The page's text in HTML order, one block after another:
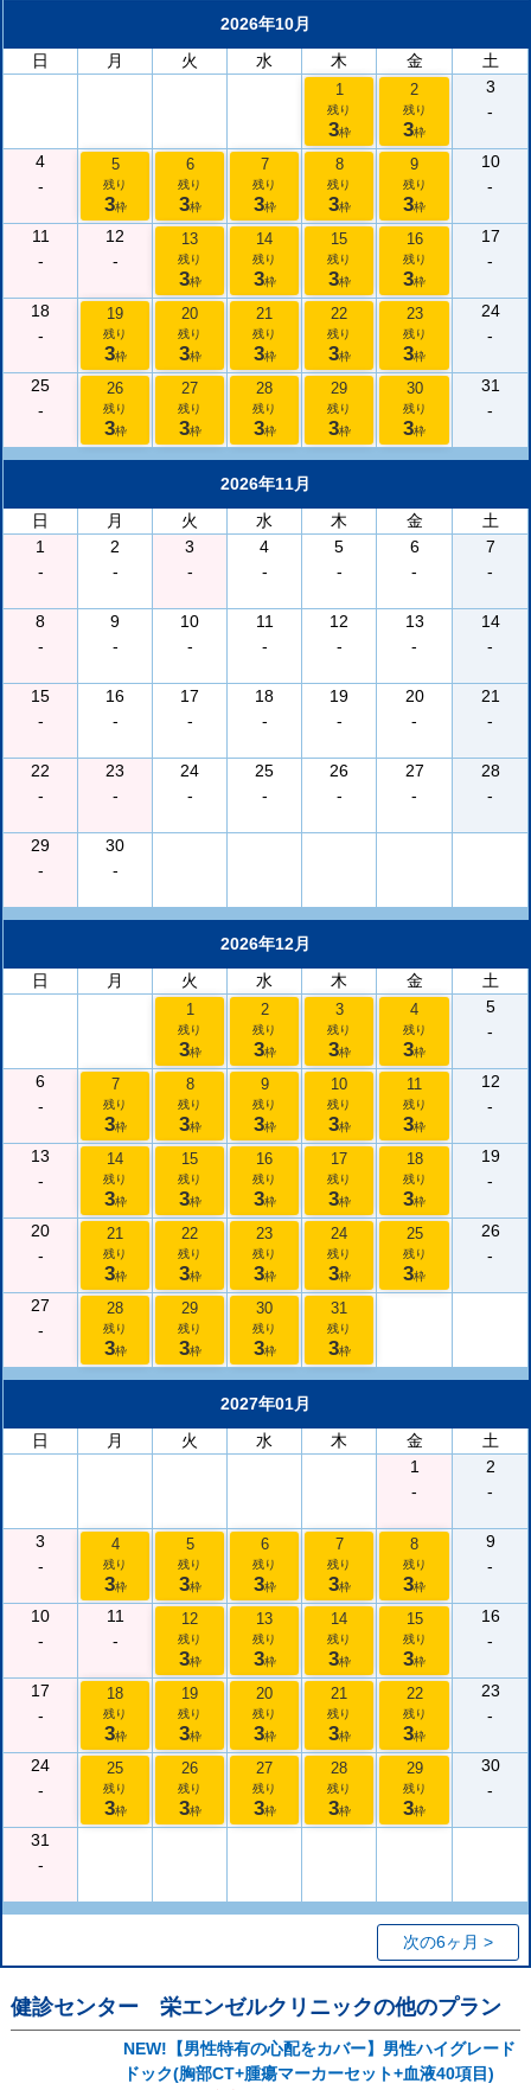
2026年10月
日
月 火 水 木 金 土
1
残り
3枠
2
残り
3枠
3
-
4
-
5
残り
3枠
6
残り
3枠
7
残り
3枠
8
残り
3枠
9
残り
3枠
10
-
11
-
12
-
13
残り
3枠
14
残り
3枠
15
残り
3枠
16
残り
3枠
17
-
18
-
19
残り
3枠
20
残り
3枠
21
残り
3枠
22
残り
3枠
23
残り
3枠
24
-
25
-
26
残り
3枠
27
残り
3枠
28
残り
3枠
29
残り
3枠
30
残り
3枠
31
-
2026年11月
日
月 火 水 木 金
土
1
-
2
-
3
-
4
-
5
-
6
-
7
-
8
-
9
-
10
-
11
-
12
-
13
-
14
-
15
-
16
-
17
-
18
-
19
-
20
-
21
-
22
-
23
-
24
-
25
-
26
-
27
-
28
-
29
-
30
-
2026年12月
日
月 火 水 木 金 土
1
残り
3枠
2
残り
3枠
3
残り
3枠
4
残り
3枠
5
-
6
-
7
残り
3枠
8
残り
3枠
9
残り
3枠
10
残り
3枠
11
残り
3枠
12
-
13
-
14
残り
3枠
15
残り
3枠
16
残り
3枠
17
残り
3枠
18
残り
3枠
19
-
20
-
21
残り
3枠
22
残り
3枠
23
残り
3枠
24
残り
3枠
25
残り
3枠
26
-
27
-
28
残り
3枠
29
残り
3枠
30
残り
3枠
31
残り
3枠
2027年01月
日
月 火 水 木 金
土
1
-
2
-
3
-
4
残り
3枠
5
残り
3枠
6
残り
3枠
7
残り
3枠
8
残り
3枠
9
-
10
-
11
-
12
残り
3枠
13
残り
3枠
14
残り
3枠
15
残り
3枠
16
-
17
-
18
残り
3枠
19
残り
3枠
20
残り
3枠
21
残り
3枠
22
残り
3枠
23
-
24
-
25
残り
3枠
26
残り
3枠
27
残り
3枠
28
残り
3枠
29
残り
3枠
30
-
31
-
次の6ヶ月 >
健診センター 栄エンゼルクリニックの他のプラン
NEW!【男性特有の心配をカバー】男性ハイグレード
ドック(胸部CT+腫瘍マーカーセット+血液40項目)